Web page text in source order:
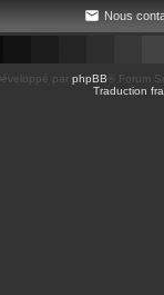
Nous
par phpBB ® Forum
Traduction